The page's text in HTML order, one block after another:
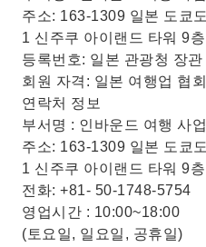
주소: 163-1309 일본 도쿄
1 신주쿠 아이랜드 타워 9층
등록번호: 일본 관광청 장관
회원 자격: 일본 여행업 협
연락처 정보
부서명 : 인바운드 여행 사
주소: 163-1309 일본 도쿄
1 신주쿠 아이랜드 타워 9층
전화: +81- 50-1748-5754
영업시간 : 10:00~18:00
(토요일, 일요일, 공휴일)